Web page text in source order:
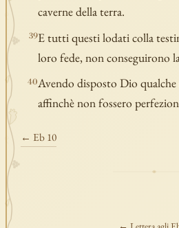
caverne della terra.
39E tutti questi lodati colla
loro fede, non conseguirono
40Avendo disposto Dio
affinchè non fossero
← Eb 10